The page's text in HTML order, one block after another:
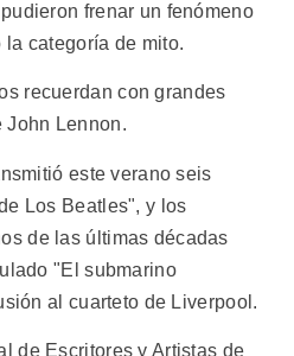
frenar un fenómeno
categoría de mito.
recuerdan con grandes
John Lennon.
este verano seis
Los Beatles", y los
de las últimas décadas
"El submarino
al cuarteto de Liverpool.
de Escritores y Artistas de